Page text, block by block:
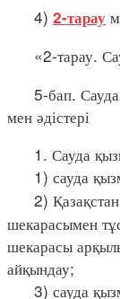
4) 2-тарау
«2-тарау.
5-бап. Сауда
мен әдістері
1. Сауда
1) сауда
2) Қазақстан
шекарасымен
шекарасы
айқындау;
3) сауда